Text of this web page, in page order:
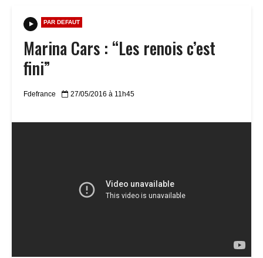
PAR DEFAUT
Marina Cars : “Les renois c’est
fini”
Fdefrance 27/05/2016 à 11h45